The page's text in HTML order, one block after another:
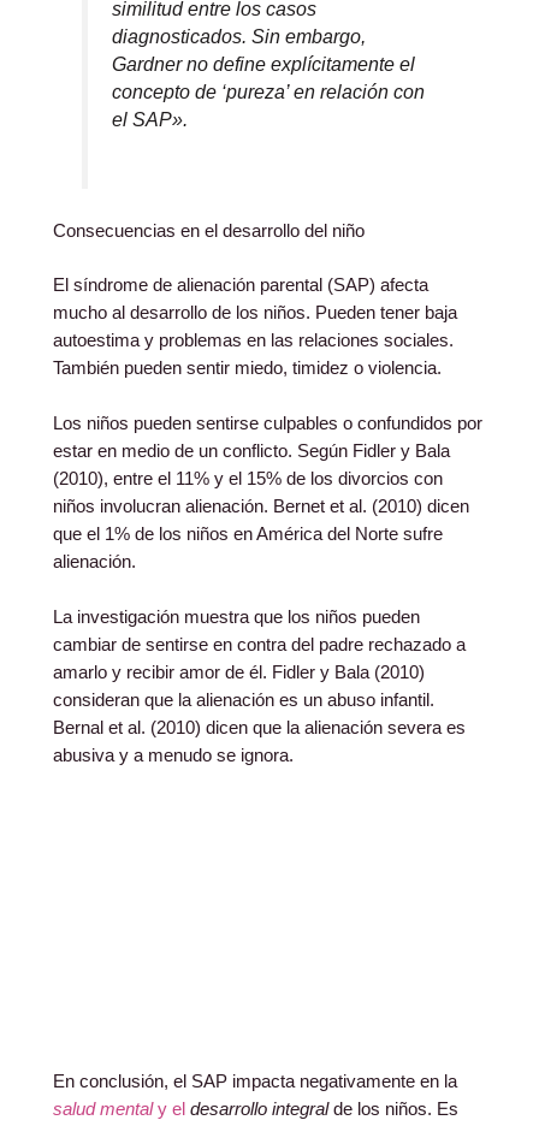
similitud entre los casos
diagnosticados. Sin embargo,
Gardner no define explícitamente el
concepto de ‘pureza’ en relación con
el SAP».
Consecuencias en el desarrollo del niño
El síndrome de alienación parental (SAP) afecta
mucho al desarrollo de los niños. Pueden tener baja
autoestima y problemas en las relaciones sociales.
También pueden sentir miedo, timidez o violencia.
Los niños pueden sentirse culpables o confundidos por
estar en medio de un conflicto. Según Fidler y Bala
(2010), entre el 11% y el 15% de los divorcios con
niños involucran alienación. Bernet et al. (2010) dicen
que el 1% de los niños en América del Norte sufre
alienación.
La investigación muestra que los niños pueden
cambiar de sentirse en contra del padre rechazado a
amarlo y recibir amor de él. Fidler y Bala (2010)
consideran que la alienación es un abuso infantil.
Bernal et al. (2010) dicen que la alienación severa es
abusiva y a menudo se ignora.
En conclusión, el SAP impacta negativamente en la
salud mentaly el desarrollo integralde los niños. Es